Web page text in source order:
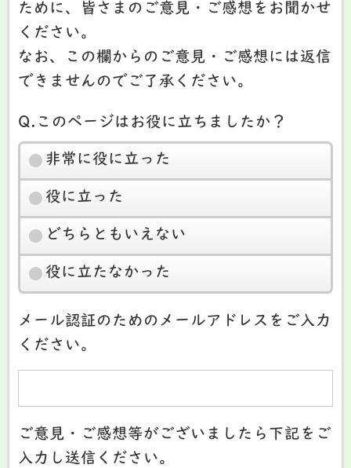
ために、皆さまのご意見・ご感想をお聞かせ
ください。
なお、この欄からのご意見・ご感想には返信
できませんのでご了承ください。
Q.このページはお役に立ちましたか？
非常に役に立った
役に立った
どちらともいえない
役に立たなかった
メール認証のためのメールアドレスをご入力
ください。
ご意見・ご感想等がございましたら下記をご
入力し送信ください。